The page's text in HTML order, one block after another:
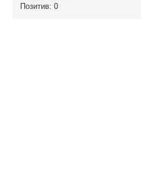
Позитив: 0